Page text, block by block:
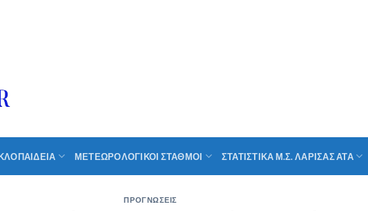
ΜΕΤΕΩΡΟΛΟΓΙΚΟΙ ΣΤΑΘΜΟΙ ΣΤΑΤΙΣΤΙΚΑ Μ.Σ. ΛΑΡΙΣΑΣ ΑΤΑ
ΠΡΟΓΝΩΣΕΙΣ